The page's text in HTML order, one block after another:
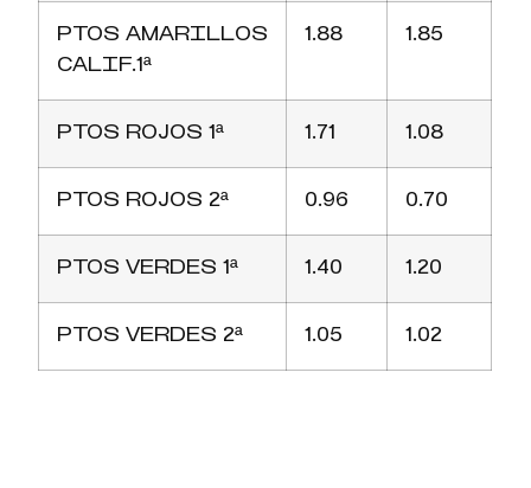
PTOS AMARILLOS
CALIF.1ª
1.88 1.85
PTOS ROJOS 1ª 1.71 1.08
PTOS ROJOS 2ª 0.96 0.70
PTOS VERDES 1ª 1.40 1.20
PTOS VERDES 2ª 1.05 1.02